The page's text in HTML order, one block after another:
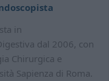
in
dal 2006, con
Chirurgica e
Sapienza di Roma.